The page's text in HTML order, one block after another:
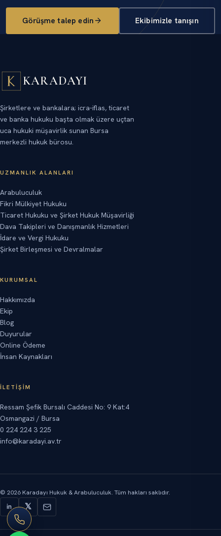
Görüşme talep edin Ekibimizle tanışın
KARADAYI
Şirketlere ve bankalara; icra-iflas, ticaret
ve banka hukuku başta olmak üzere uçtan
uca hukuki müşavirlik sunan Bursa
merkezli hukuk bürosu.
UZMANLIK ALANLARI
Arabuluculuk
Fikri Mülkiyet Hukuku
Ticaret Hukuku ve Şirket Hukuk Müşavirliği
Dava Takipleri ve Danışmanlık Hizmetleri
İdare ve Vergi Hukuku
Şirket Birleşmesi ve Devralmalar
KURUMSAL
Hakkımızda
Ekip
Blog
Duyurular
Online Ödeme
İnsan Kaynakları
İLETIŞIM
Ressam Şefik Bursalı Caddesi No: 9 Kat:4
Osmangazi / Bursa
0 224 224 3 225
info@karadayi.av.tr
© 2026 Karadayı Hukuk & Arabuluculuk. Tüm hakları saklıdır.
in
𝕏